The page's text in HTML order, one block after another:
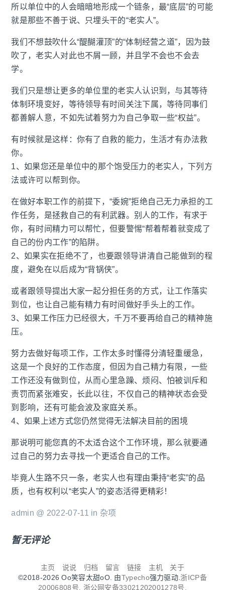
所以单位中的人会暗暗地形成一个链条，最“底层”的可能
就是那些不善于说、只埋头干的“老实人”。
我们不想鼓吹什么“醍醐灌顶”的“体制经营之道”，因为鼓
吹了，老实人对此也不屑一顾，并且学不会也不会去
学。
我们只是想让更多的单位里的老实人认识到，与其等待
体制环境变好，等待领导有时间关注下属，等待同事们
都善解人意，不如先试着努力为自己争取一些“权益”。
有时候就是这样：你有了自救的能力，生活才有办法救
你。
1、如果您还是单位中的那个饱受压力的老实人，下列方
法或许可以帮到你。
在做好本职工作的前提下，“委婉”拒绝自己无力承担的工
作任务，是拯救自己的有利武器。别人的工作，有求于
你，有时间精力可以帮忙，但要警惕“帮着帮着就变成了
自己的份内工作”的陷阱。
2、如果实在拒绝不了，也要跟领导讲清自己能做到的程
度，避免在以后成为“背锅侠”。
或者跟领导提出大家一起分担任务的方式，让工作落实
到位，也让自己能有精力有时间做好手头上的工作。
3、如果工作压力已经很大，千万不要再给自己的精神施
压。
努力去做好每项工作，工作太多时懂得分清轻重缓急，
这是一个良好的工作态度，但因为自己精力有限，一些
工作还没有做到位，从而心里急躁、烦闷、怕被训斥和
责罚而紧张难安，长此以往，不仅自己的精神状态会受
到影响，还有可能会波及家庭关系。
4、如果上述方式您仍然觉得无法解决目前的困境
那说明可能您真的不太适合这个工作环境，那么就要通
过自己的努力去寻找一个更适合自己的工作。
毕竟人生路不只一条，老实人也有理由秉持“老实”的品
质，也有权利以“老实人”的姿态活得更精彩！
admin @ 2022-07-11 in 杂项
暂无评论
主页 说说 归档 留言 链接 主机
关于
©2018-2026 Oo笑容太甜oO. 由Typecho强力驱动.浙ICP备
20006808号. 浙公网安备33021202001278号.